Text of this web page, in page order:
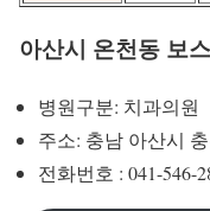
아산시 온천동 보
병원구분: 치과의원
주소: 충남 아산시
전화번호 : 041-546-